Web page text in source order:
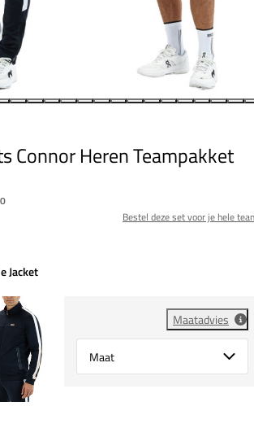
Connor Heren Teampakket
Bestel deze set voor je hele
Jacket
Maatadvies
Select {option} for {name}